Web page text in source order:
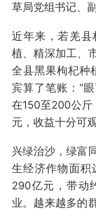
草局党组书记、
近年来，若羌
植、精深加工、
全县黑果枸杞种
宾算了笔账：“
在150至200公
元，收益十分可
兴绿治沙，绿富
生经济作物面积
290亿元，带动
业。越来越多的